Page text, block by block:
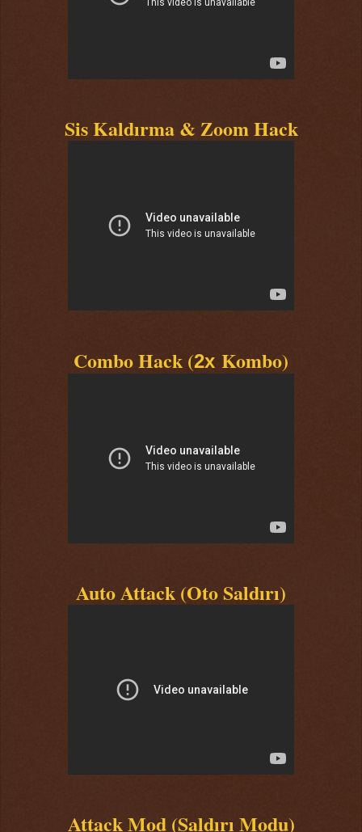
Sis Kaldırma & Zoom Hack
Combo Hack (2x Kombo)
Auto Attack (Oto Saldırı)
Attack Mod (Saldırı Modu)